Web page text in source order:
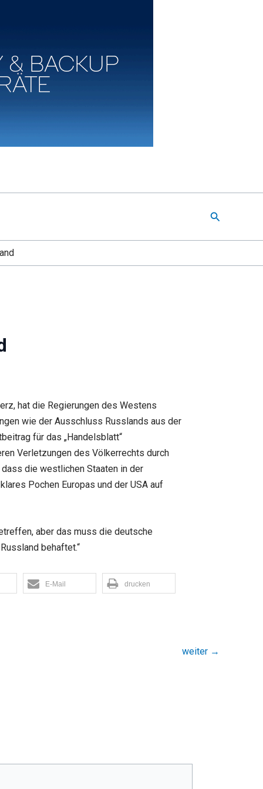
Suchen
hat die Regierungen des Westens
wie der Ausschluss Russlands aus der
für das „Handelsblatt“
Verletzungen des Völkerrechts durch
die westlichen Staaten in der
Pochen Europas und der USA auf
aber das muss die deutsche
behaftet.“
E-Mail drucken
weiter →